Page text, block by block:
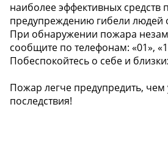
наиболее эффективных средств
предупреждению гибели людей
При обнаружении пожара
сообщите по телефонам: «01»,
Побеспокойтесь о себе и
Пожар легче предупредить, чем
последствия!